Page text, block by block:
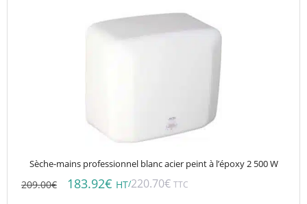
Sèche-mains professionnel blanc acier peint à l’époxy 2 500 W
209.00€ 183.92€ HT/220.70€ TTC